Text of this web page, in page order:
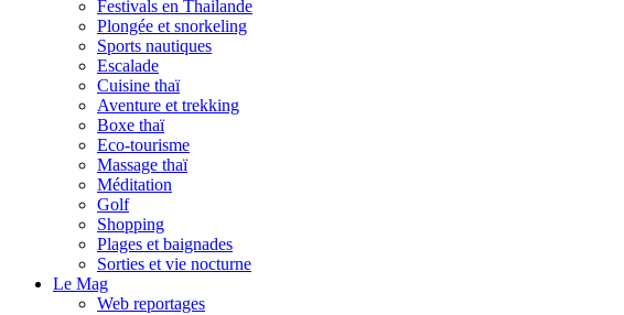
Festivals en Thailande
Plongée et snorkeling
Sports nautiques
Escalade
Cuisine thaï
Aventure et trekking
Boxe thaï
Eco-tourisme
Massage thaï
Méditation
Golf
Shopping
Plages et baignades
Sorties et vie nocturne
Le Mag
Web reportages